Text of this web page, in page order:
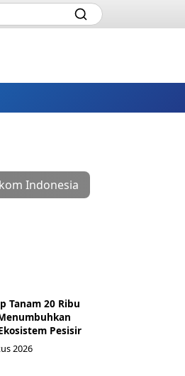
Indonesia
Tanam 20 Ribu
Pesisir
2026